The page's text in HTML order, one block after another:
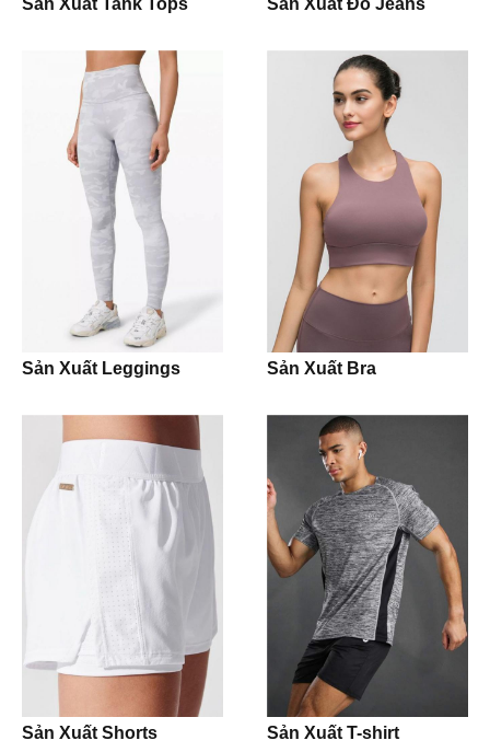
Jogging Trouser
Workwear
Uniform
Hoodie
T-shirt
Boxer
Pijamas
Sản Xuất Tank Tops Sản Xuất Đồ Jeans
Sản Xuất Leggings Sản Xuất Bra
Sản Xuất Shorts Sản Xuất T-shirt